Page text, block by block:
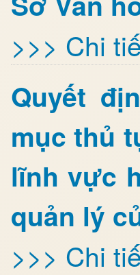
>>> Chi
Quyết
mục thủ
lĩnh vực
quản lý
>>> Chi